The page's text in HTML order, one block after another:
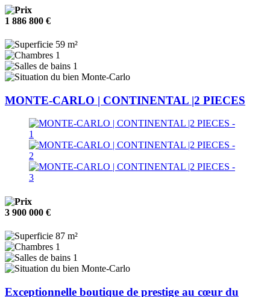
1 886 800 €
59 m²
1
1
Monte-Carlo
MONTE-CARLO | CONTINENTAL |2 PIECES
3 900 000 €
87 m²
1
1
Monte-Carlo
Exceptionnelle boutique de prestige au cœur du